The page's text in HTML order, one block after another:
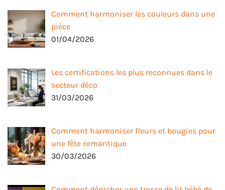
Comment harmoniser les couleurs dans une
pièce
01/04/2026
Les certifications les plus reconnues dans le
secteur déco
31/03/2026
Comment harmoniser fleurs et bougies pour
une fête romantique
30/03/2026